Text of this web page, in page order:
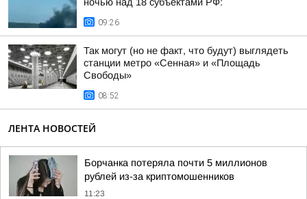
09:26
Так могут (но не факт, что будут) выглядеть
станции метро «Сенная» и «Площадь
Свободы»
08:52
ЛЕНТА НОВОСТЕЙ
Борчанка потеряла почти 5 миллионов
рублей из-за криптомошенников
11:23